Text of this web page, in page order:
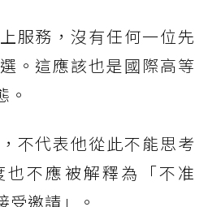
服務，沒有任何一位先
。這應該也是國際高等
。
不代表他從此不能思考
不應被解釋為「不准
受邀請」。